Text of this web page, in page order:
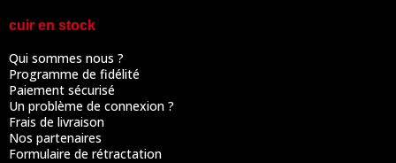
cuir en stock
Qui sommes nous ?
Programme de fidélité
Paiement sécurisé
Un problème de connexion ?
Frais de livraison
Nos partenaires
Formulaire de rétractation